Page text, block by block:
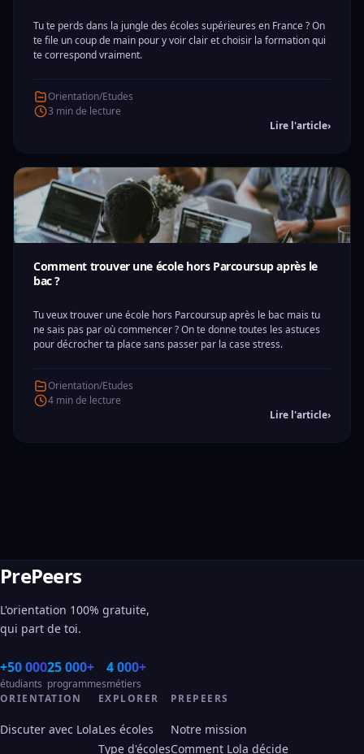
Tu te perds dans la jungle des écoles supérieures en France ? On
te file un coup de main pour y voir clair et choisir la formation qui
te correspond vraiment.
Orientation/Etudes
3 min de lecture
Lire l'article›
Comment trouver une école hors Parcoursup après le
bac ?
Tu veux trouver une école hors Parcoursup après le bac mais tu
ne sais pas par où commencer ? On te donne toutes les astuces
pour décrocher ta place sans passer par la case stress.
Orientation/Etudes
4 min de lecture
Lire l'article›
PrePeers
L'orientation 100% gratuite,
qui part de toi.
+50 000
étudiants
25 000+
programmes
4 000+
métiers
ORIENTATION
Discuter avec Lola
EXPLORER
Les écoles
Type d'écoles
PREPEERS
Notre mission
Comment Lola décide